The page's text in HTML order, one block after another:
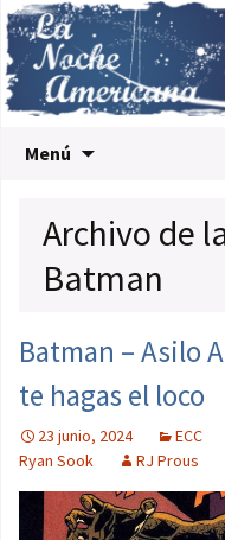
Menú
Archivo de
Batman
Batman – Asilo
te hagas el loco
23 junio, 2024 ECC
Ryan Sook
RJ Prous